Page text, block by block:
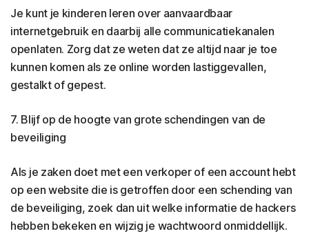
Je kunt je kinderen leren over aanvaardbaar
internetgebruik en daarbij alle communicatiekanalen
openlaten. Zorg dat ze weten dat ze altijd naar je toe
kunnen komen als ze online worden lastiggevallen,
gestalkt of gepest.
7. Blijf op de hoogte van grote schendingen van de
beveiliging
Als je zaken doet met een verkoper of een account hebt
op een website die is getroffen door een schending van
de beveiliging, zoek dan uit welke informatie de hackers
hebben bekeken en wijzig je wachtwoord onmiddellijk.